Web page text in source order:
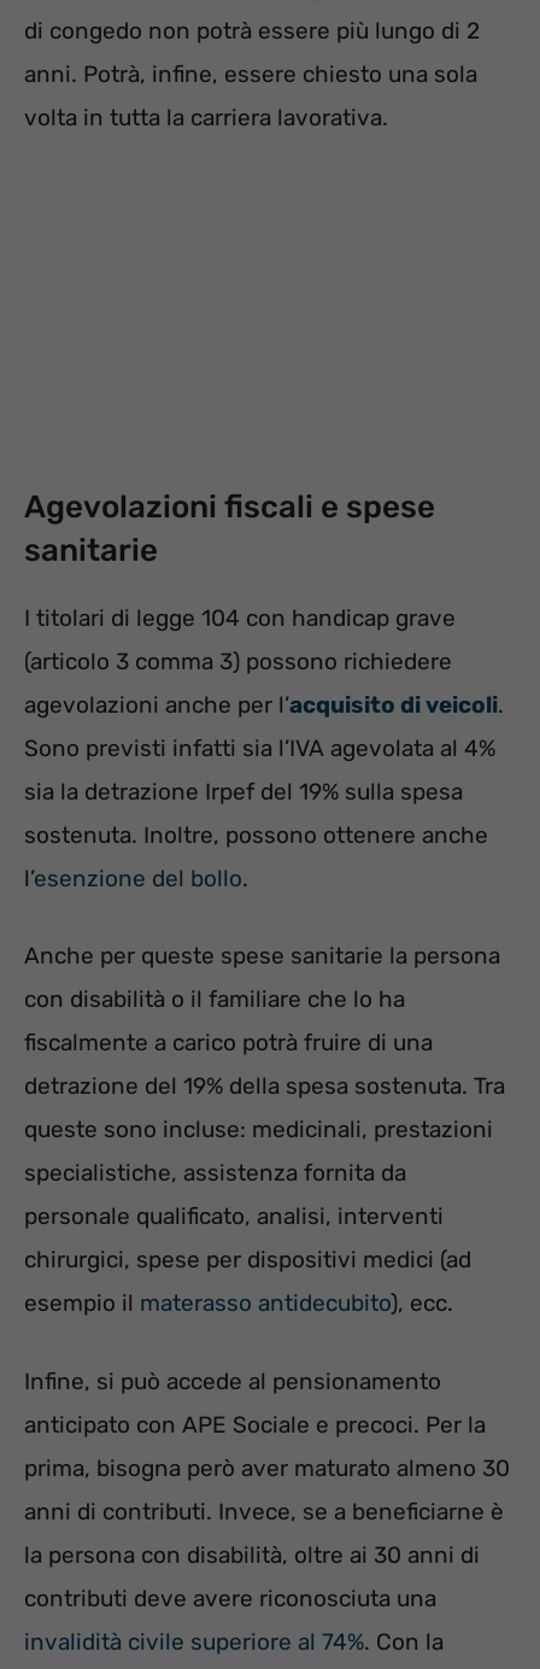
di congedo non potrà essere più lungo di 2
anni. Potrà, infine, essere chiesto una sola
volta in tutta la carriera lavorativa.
Agevolazioni fiscali e spese
sanitarie
I titolari di legge 104 con handicap grave
(articolo 3 comma 3) possono richiedere
agevolazioni anche per l’acquisito di veicoli.
Sono previsti infatti sia l’IVA agevolata al 4%
sia la detrazione Irpef del 19% sulla spesa
sostenuta. Inoltre, possono ottenere anche
l’esenzione del bollo.
Anche per queste spese sanitarie la persona
con disabilità o il familiare che lo ha
fiscalmente a carico potrà fruire di una
detrazione del 19% della spesa sostenuta. Tra
queste sono incluse: medicinali, prestazioni
specialistiche, assistenza fornita da
personale qualificato, analisi, interventi
chirurgici, spese per dispositivi medici (ad
esempio il materasso antidecubito), ecc.
Infine, si può accede al pensionamento
anticipato con APE Sociale e precoci. Per la
prima, bisogna però aver maturato almeno 30
anni di contributi. Invece, se a beneficiarne è
la persona con disabilità, oltre ai 30 anni di
contributi deve avere riconosciuta una
invalidità civile superiore al 74%. Con la